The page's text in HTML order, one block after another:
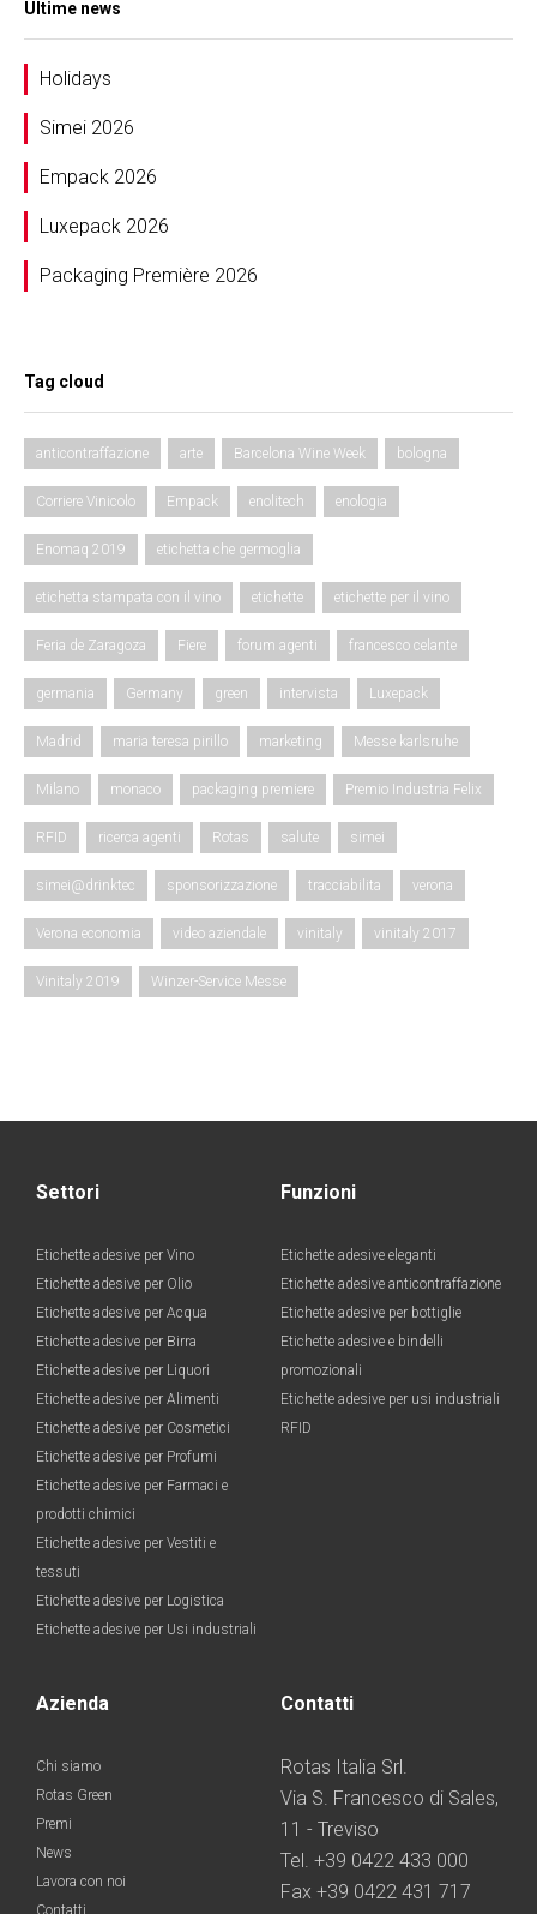
Ultime news
Holidays
Simei 2026
Empack 2026
Luxepack 2026
Packaging Première 2026
Tag cloud
anticontraffazione arte Barcelona Wine Week bologna
Corriere Vinicolo Empack enolitech enologia
Enomaq 2019 etichetta che germoglia
etichetta stampata con il vino etichette etichette per il vino
Feria de Zaragoza Fiere forum agenti francesco celante
germania Germany green intervista Luxepack
Madrid maria teresa pirillo marketing Messe karlsruhe
Milano monaco packaging premiere Premio Industria Felix
RFID ricerca agenti Rotas salute simei
simei@drinktec sponsorizzazione tracciabilita verona
Verona economia video aziendale vinitaly vinitaly 2017
Vinitaly 2019 Winzer-Service Messe
Settori
Etichette adesive per Vino
Etichette adesive per Olio
Etichette adesive per Acqua
Etichette adesive per Birra
Etichette adesive per Liquori
Etichette adesive per Alimenti
Etichette adesive per Cosmetici
Etichette adesive per Profumi
Etichette adesive per Farmaci e
prodotti chimici
Etichette adesive per Vestiti e
tessuti
Etichette adesive per Logistica
Etichette adesive per Usi industriali
Funzioni
Etichette adesive eleganti
Etichette adesive anticontraffazione
Etichette adesive per bottiglie
Etichette adesive e bindelli
promozionali
Etichette adesive per usi industriali
RFID
Azienda
Chi siamo
Rotas Green
Premi
News
Lavora con noi
Contatti
Contatti
Rotas Italia Srl.
Via S. Francesco di Sales,
11 - Treviso
Tel. +39 0422 433 000
Fax +39 0422 431 717